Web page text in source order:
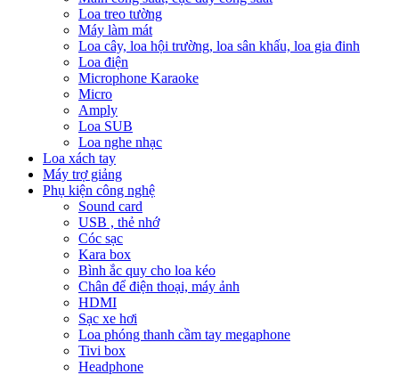
Loa treo tường
Máy làm mát
Loa cây, loa hội trường, loa sân khấu, loa gia đinh
Loa điện
Microphone Karaoke
Micro
Amply
Loa SUB
Loa nghe nhạc
Loa xách tay
Máy trợ giảng
Phụ kiện công nghệ
Sound card
USB , thẻ nhớ
Cóc sạc
Kara box
Bình ắc quy cho loa kéo
Chân để điện thoại, máy ảnh
HDMI
Sạc xe hơi
Loa phóng thanh cầm tay megaphone
Tivi box
Headphone